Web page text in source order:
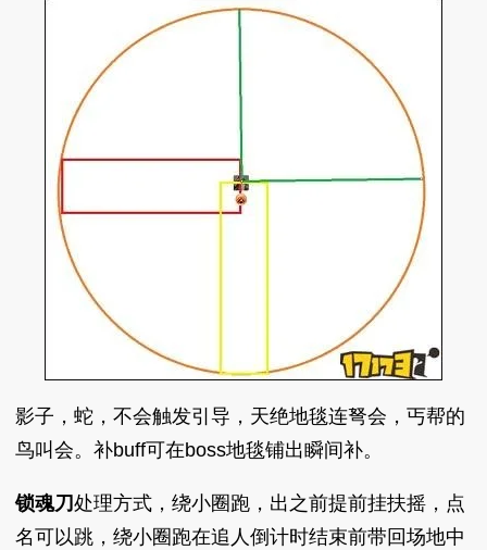
影子，蛇，不会触发引导，天绝地毯连弩会，丐帮的
鸟叫会。补buff可在boss地毯铺出瞬间补。
锁魂刀处理方式，绕小圈跑，出之前提前挂扶摇，点
名可以跳，绕小圈跑在追人倒计时结束前带回场地中